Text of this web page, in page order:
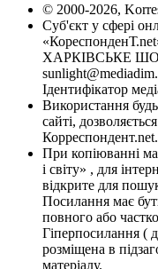
© 2000-2026,
Суб'єкт у сфері
ХАРКІВСЬКЕ
Ідентифікатор
Використання
сайті,
Корреспондент.net.
При копіюванні
і світу» , для
відкрите для
Посилання має
повного або
Гіперпосилання (
розміщена в
матеріалу.